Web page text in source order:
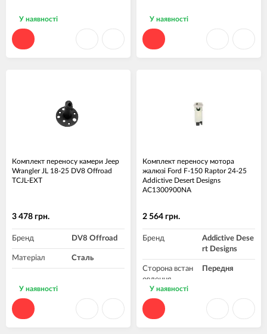
У наявності У наявності
Комплект переносу камери Jeep
Wrangler JL 18-25 DV8 Offroad
TCJL-EXT
3 478 грн.
Бренд DV8 Offroad
Матеріал Сталь
У наявності
Комплект переносу мотора
жалюзі Ford F-150 Raptor 24-25
Addictive Desert Designs
AC1300900NA
2 564 грн.
Бренд
Addictive Dese
rt Designs
Сторона встан
овлення
Передня
У наявності